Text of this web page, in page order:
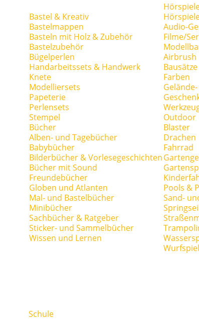
Bastel & Kreativ
Bastelmappen
Basteln mit Holz & Zubehör
Bastelzubehör
Bügelperlen
Handarbeitssets & Handwerk
Knete
Modelliersets
Papeterie
Perlensets
Stempel
Bücher
Alben- und Tagebücher
Babybücher
Bilderbücher & Vorlesegeschichten
Bücher mit Sound
Freundebücher
Globen und Atlanten
Mal- und Bastelbücher
Minibücher
Sachbücher & Ratgeber
Sticker- und Sammelbücher
Wissen und Lernen
Audio-
Filme/
Airbrush
Bausätze
Farben
Outdoor
Blaster
Drachen
Fahrrad
Pools &
Sand-
Schule